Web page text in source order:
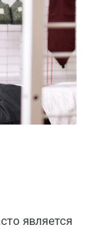
является